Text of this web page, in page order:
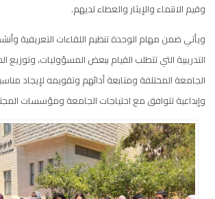
وقيم الانتماء والإيثار والعطاء لديهم.
ويأتي ضمن مهام الوحدة تنظيم اللقاءات التعريفية
التدريبية التي تتطلب القيام ببعض المسؤوليات، وتوزيع
الجامعة المختلفة ومتابعة أدائهم وتقويمه لإيجاد
وإبداعية تتوافق مع احتياجات الجامعة ومؤسسات